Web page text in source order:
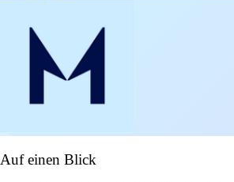
Auf einen Blick